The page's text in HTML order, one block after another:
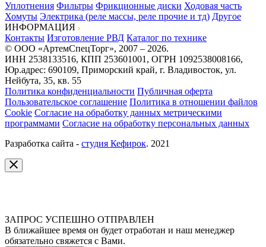
Уплотнения Фильтры Фрикционные диски Ходовая часть
Хомуты Электрика (реле массы, реле прочие и тд) Другое
ИНФОРМАЦИЯ
Контакты Изготовление РВД Каталог по технике
© ООО «АртемСпецТорг», 2007 – 2026.
ИНН 2538133516, КПП 253601001, ОГРН 1092538008166,
Юр.адрес: 690109, Приморский край, г. Владивосток, ул.
Нейбута, 35, кв. 55
Политика конфиденциальности Публичная оферта
Пользовательское соглашение Политика в отношении файлов
Cookie Согласие на обработку данных метрическими
программами Согласие на обработку персональных данных
Разработка сайта - студия Кефирок. 2021
ЗАПРОС УСПЕШНО ОТПРАВЛЕН
В ближайшее время он будет отработан и наш менеджер
обязательно свяжется с Вами.